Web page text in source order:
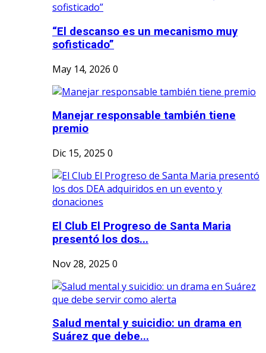
“El descanso es un mecanismo muy
sofisticado”
May 14, 2026 0
Manejar responsable también tiene
premio
Dic 15, 2025 0
El Club El Progreso de Santa Maria
presentó los dos...
Nov 28, 2025 0
Salud mental y suicidio: un drama en
Suárez que debe...